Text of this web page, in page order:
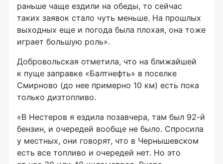
раньше чаще ездили на обеды, то сейчас
таких заявок стало чуть меньше. На прошлых
выходных еще и погода была плохая, она тоже
играет большую роль».
Добровольская отметила, что на ближайшей
к пуще заправке «Балтнефть» в поселке
Смирново (до нее примерно 10 км) есть пока
только дизтопливо.
«В Нестеров я ездила позавчера, там был 92-й
бензин, и очередей вообще не было. Спросила
у местных, они говорят, что в Чернышевском
есть все топливо и очередей нет. Но это